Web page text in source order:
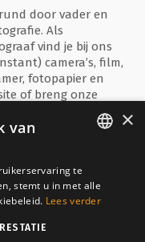
door vader en
Als
vind je bij ons
camera’s, film,
fotopapier en
of breng onze
FRANÇAIS
×
van
te
stemt u in met alle
Lees verder